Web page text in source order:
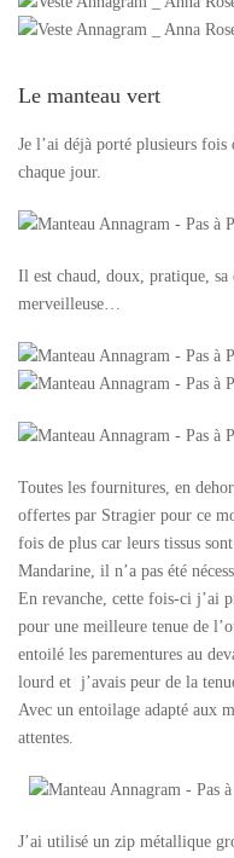
Le manteau vert
Je l’ai déjà porté plusieurs fois
chaque jour.
Il est chaud, doux, pratique,
merveilleuse…
Toutes les fournitures, en
offertes par Stragier pour ce
fois de plus car leurs tissus
Mandarine, il n’a pas été
En revanche, cette fois-ci j’ai
pour une meilleure tenue de
entoilé les parementures au
lourd et j’avais peur de la
Avec un entoilage adapté aux
attentes.
J’ai utilisé un zip métallique